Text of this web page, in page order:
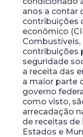
anos a contar
contribuições
econômico
Combustíveis,
contribuições
seguridade
a receita das
a maior parte
governo
como visto,
arrecadação
de receitas
Estados e